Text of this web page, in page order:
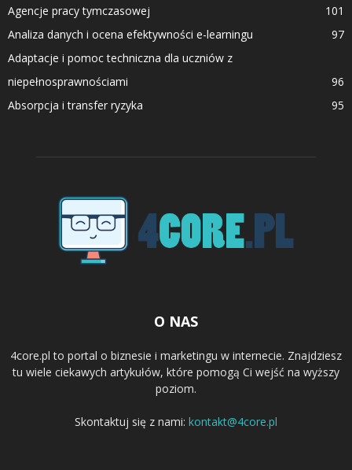
Agencje pracy tymczasowej
101
Analiza danych i ocena efektywności e-learningu
97
Adaptacje i pomoc techniczna dla uczniów z
niepełnosprawnościami
96
Absorpcja i transfer ryzyka
95
O NAS
4core.pl to portal o biznesie i marketingu w internecie. Znajdziesz
tu wiele ciekawych artykułów, które pomogą Ci wejść na wyższy
poziom.
Skontaktuj się z nami: kontakt@4core.pl